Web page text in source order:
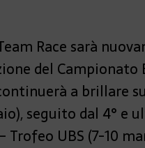
Race sarà
del
a brillare
seguito dal 4° e
Trofeo UBS (7-10